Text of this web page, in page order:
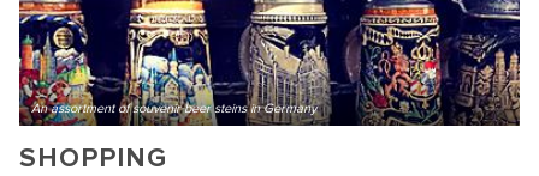
An assortment of souvenir beer steins in Germany
SHOPPING